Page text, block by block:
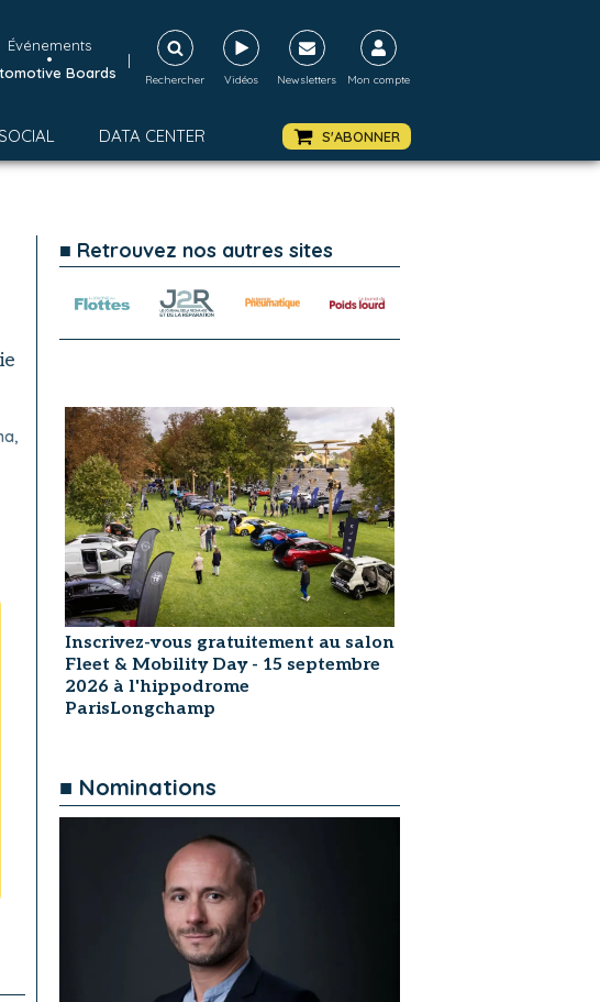
Événements
•
Boards
|
Rechercher Vidéos Newsletters Mon compte
SOCIAL DATA CENTER S'ABONNER
■ Retrouvez nos autres sites
Inscrivez-vous gratuitement au salon
Fleet & Mobility Day - 15 septembre
2026 à l'hippodrome
ParisLongchamp
■ Nominations